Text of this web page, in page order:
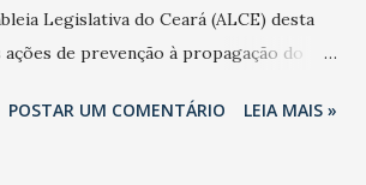
Legislativa do Ceará (ALCE) desta
de prevenção à propagação do
do Estado na contenção da
POSTAR UM COMENTÁRIO LEIA MAIS »